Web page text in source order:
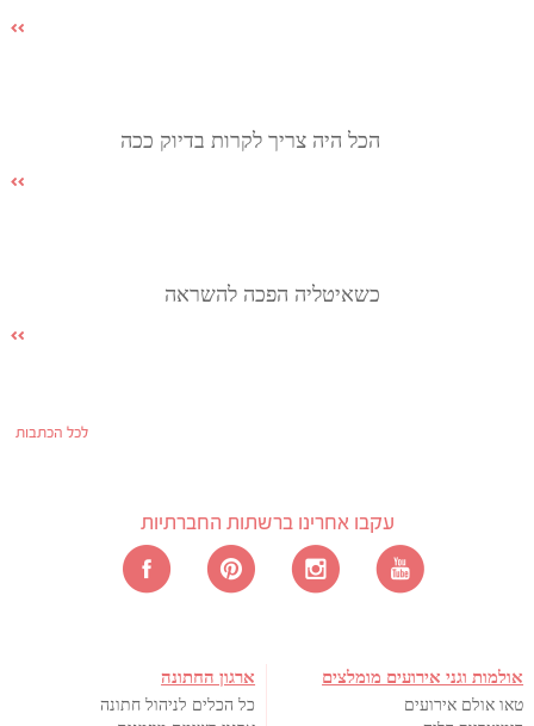
הכל היה צריך לקרות בדיוק ככה
כשאיטליה הפכה להשראה
לכל הכתבות
עקבו אחרינו ברשתות החברתיות
אולמות וגני אירועים מומלצים
טאו אולם אירועים
ארגון החתונה
כל הכלים לניהול חתונה